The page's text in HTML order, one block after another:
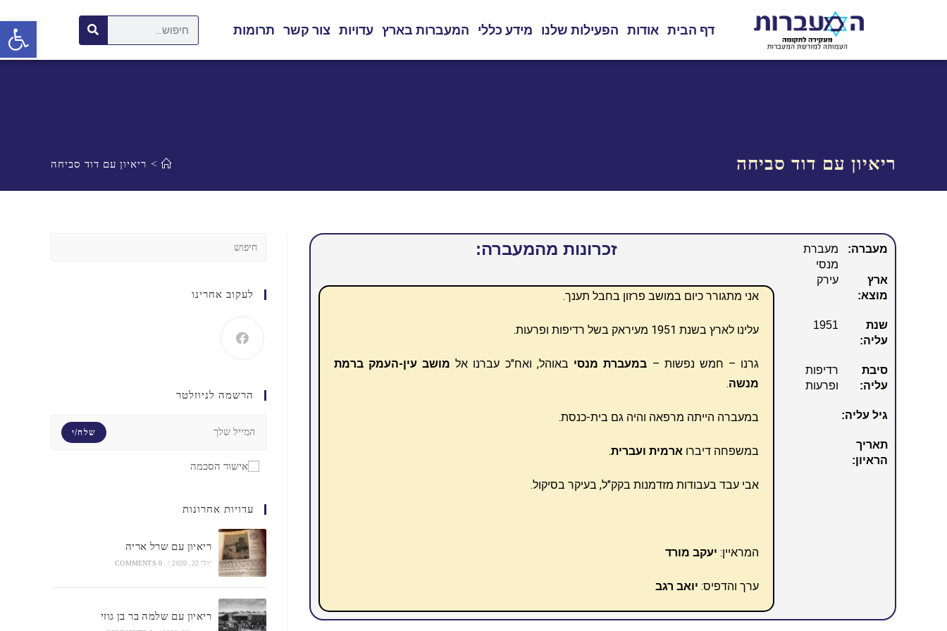
דף הבית אודות הפעילות שלנו מידע כללי המעברות בארץ עדויות צור קשר תרומות
ריאיון עם דוד סביחה > ריאיון עם דוד סביחה
מעברה:
מעברת
מנסי
ארץ
מוצא:
עירק
שנת
עליה:
1951
סיבת
עליה:
רדיפות
ופרעות
גיל עליה:
תאריך
הראיון:
זכרונות מהמעברה:
אני מתגורר כיום במושב פרזון בחבל תענך.
עלינו לארץ בשנת 1951 מעיראק בשל רדיפות ופרעות.
גרנו – חמש נפשות – במעברת מנסי באוהל, ואח"כ עברנו אל מושב עין-העמק ברמת
מנשה.
במעברה הייתה מרפאה והיה גם בית-כנסת.
במשפחה דיברו ארמית ועברית.
אבי עבד בעבודות מזדמנות בקק"ל, בעיקר בסיקול.
המראיין: יעקב מורד
ערך והדפיס: יואב רגב
לעקוב אחרינו
הרשמה לניוזלטר
שלח/י
אישור הסכמה
עדויות אחרונות
ריאיון עם שרל אריה
יולי 22, 2020 /
0 COMMENTS
ריאיון עם שלמה בר בן גוזי
פתח סרגל נגישות